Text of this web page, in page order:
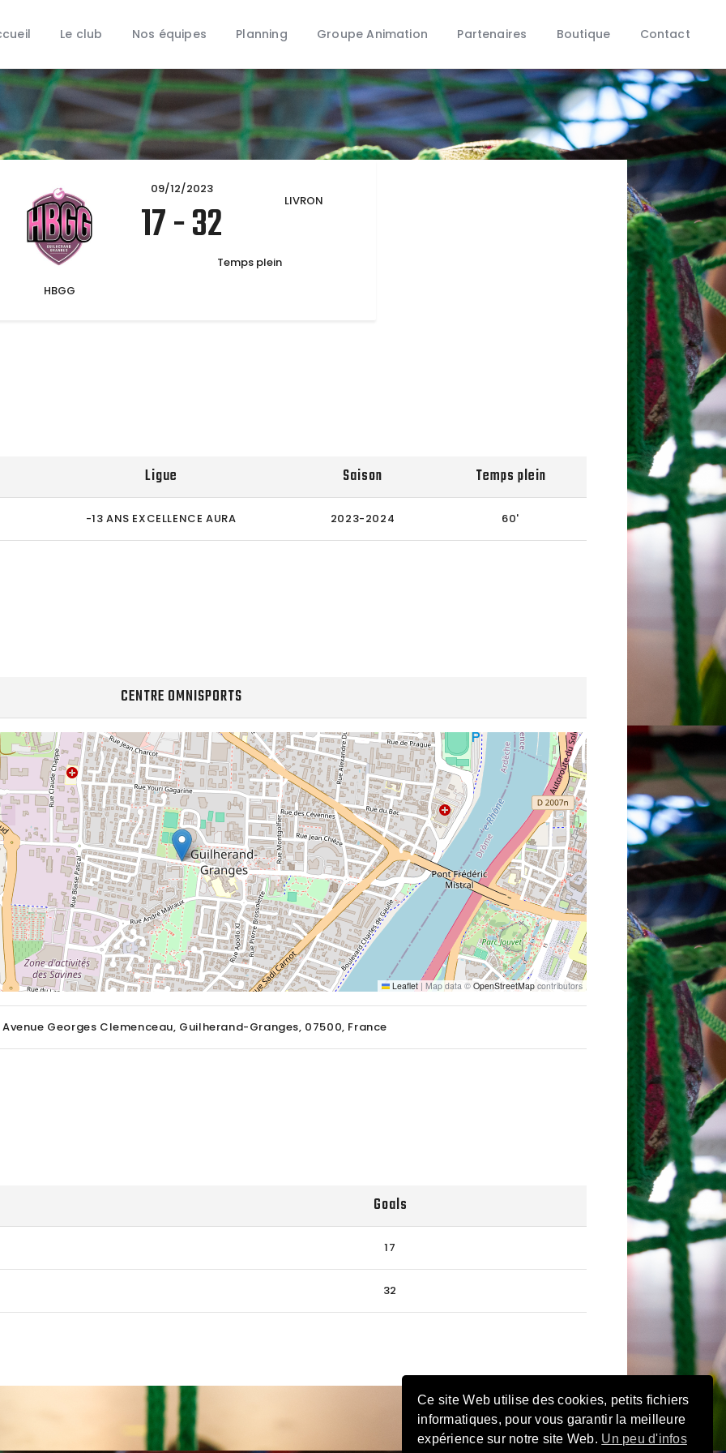
Le club Nos équipes Planning Groupe Animation Partenaires Boutique Contact
Le club
Nos équipes
Planning
Groupe Animation
Partenaires
Contact
HBGG
LIVRON
09/12/2023
17-32
Temps plein
Ligue Saison Temps plein
-13 ANS EXCELLENCE AURA 2023-2024 60'
CENTRE OMNISPORTS
Leaflet | Map data © OpenStreetMap contributors
Avenue Georges Clemenceau, Guilherand-Granges, 07500, France
Goals
17
32
Ce site Web utilise des cookies, petits fichiers
informatiques, pour vous garantir la meilleure
expérience sur notre site Web. Un peu d'infos